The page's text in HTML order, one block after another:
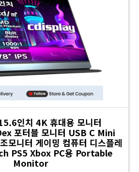
인치 4K 휴대용 모니터
포터블 모니터 USB C Mini
모니터 게이밍 컴퓨터 디스플레
PS5 Xbox PC용 Portable
Monitor